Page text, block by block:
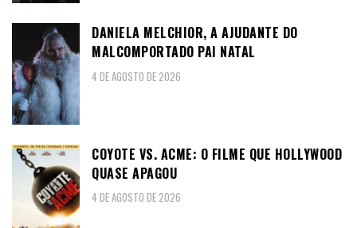
DANIELA MELCHIOR, A AJUDANTE DO
MALCOMPORTADO PAI NATAL
4 DE AGOSTO DE 2026
COYOTE VS. ACME: O FILME QUE HOLLYWOOD
QUASE APAGOU
4 DE AGOSTO DE 2026